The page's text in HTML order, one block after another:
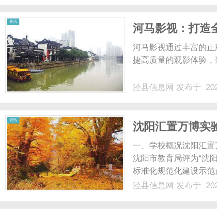
资讯
河马影视：打造
河马影视通过丰富的
捷高质量的观影体验
泾县信息网 发布于
资讯
沈阳汇置万博实
一、学校概况沈阳汇
沈阳市教育局评为“沈
标准化规范化建设示
体的十二年一贯制学
泾县信息网 发布于